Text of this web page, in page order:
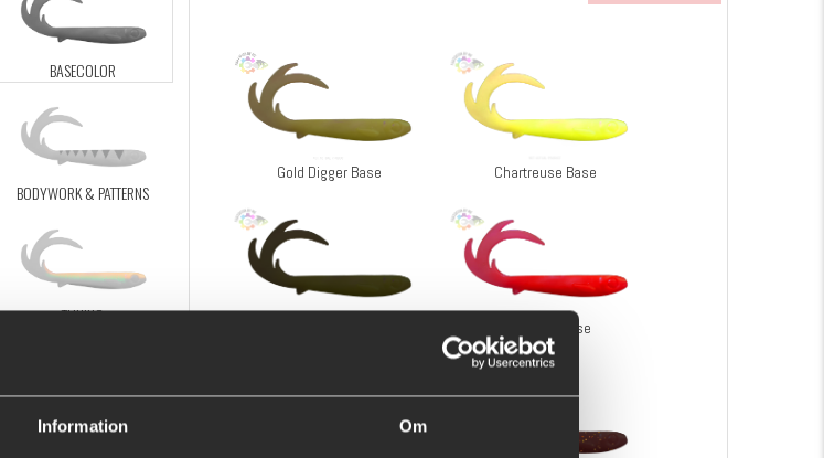
Information Om
BASECOLOR
BODYWORK & PATTERNS
TUNING
TAIL DETAILS
Gold Digger Base Chartreuse Base
Solid Red Base